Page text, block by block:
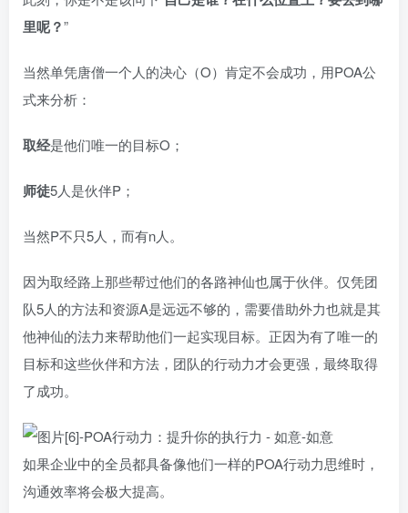
里呢？”
当然单凭唐僧一个人的决心（O）肯定不会成功，用POA公
式来分析：
取经是他们唯一的目标O；
师徒5人是伙伴P；
当然P不只5人，而有n人。
因为取经路上那些帮过他们的各路神仙也属于伙伴。仅凭团
队5人的方法和资源A是远远不够的，需要借助外力也就是其
他神仙的法力来帮助他们一起实现目标。正因为有了唯一的
目标和这些伙伴和方法，团队的行动力才会更强，最终取得
了成功。
如果企业中的全员都具备像他们一样的POA行动力思维时，
沟通效率将会极大提高。